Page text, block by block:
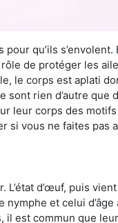
qu’ils s’envolent.
de protéger les
le corps est aplati
sont rien d’autre que
leur corps des
si vous ne faites pas
d’œuf, puis
et celui
il est commun que